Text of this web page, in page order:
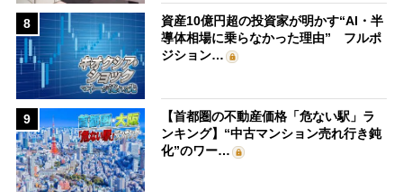
8
資産10億円超の投資家が明かす“AI・半
導体相場に乗らなかった理由” フルポ
ジション…
9
【首都圏の不動産価格「危ない駅」ラ
ンキング】“中古マンション売れ行き鈍
化”のワー…